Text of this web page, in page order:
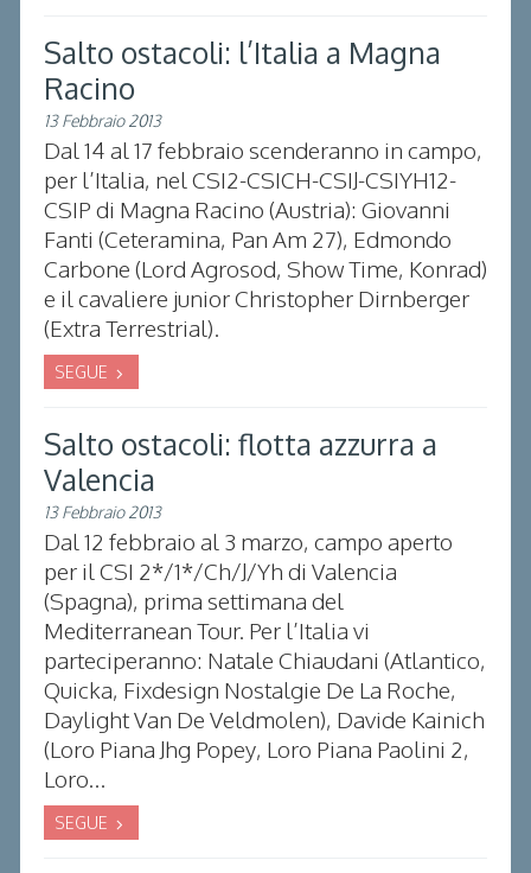
Salto ostacoli: l’Italia a Magna
Racino
13 Febbraio 2013
Dal 14 al 17 febbraio scenderanno in campo,
per l’Italia, nel CSI2-CSICH-CSIJ-CSIYH12-
CSIP di Magna Racino (Austria): Giovanni
Fanti (Ceteramina, Pan Am 27), Edmondo
Carbone (Lord Agrosod, Show Time, Konrad)
e il cavaliere junior Christopher Dirnberger
(Extra Terrestrial).
SEGUE
Salto ostacoli: flotta azzurra a
Valencia
13 Febbraio 2013
Dal 12 febbraio al 3 marzo, campo aperto
per il CSI 2*/1*/Ch/J/Yh di Valencia
(Spagna), prima settimana del
Mediterranean Tour. Per l’Italia vi
parteciperanno: Natale Chiaudani (Atlantico,
Quicka, Fixdesign Nostalgie De La Roche,
Daylight Van De Veldmolen), Davide Kainich
(Loro Piana Jhg Popey, Loro Piana Paolini 2,
Loro...
SEGUE